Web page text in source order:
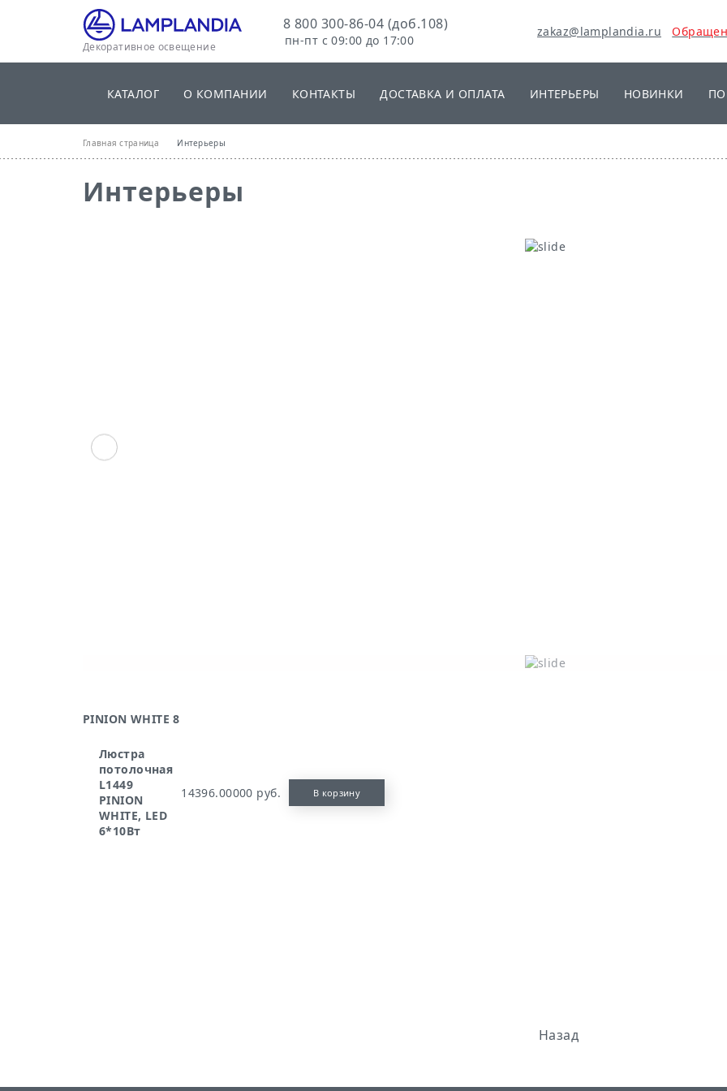
Декоративное освещение
8 800 300-86-04 (доб.108)
пн-пт с 09:00 до 17:00
zakaz@lamplandia.ru
КАТАЛОГ О КОМПАНИИ КОНТАКТЫ ДОСТАВКА И ОПЛАТА ИНТЕРЬЕРЫ НОВИНКИ
Главная страница Интерьеры
Интерьеры
PINION WHITE 8
Люстра
потолочная
L1449
PINION
WHITE, LED
6*10Вт
14396.00000 руб. В корзину
Назад